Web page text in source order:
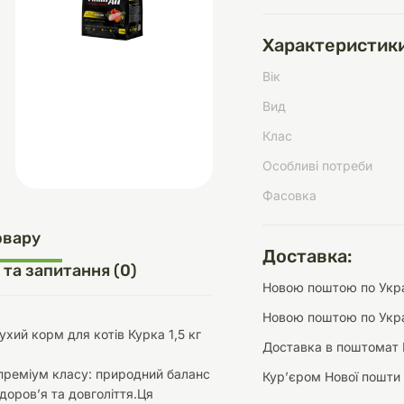
Переноски
та аскесуари
догляду
Обігрівачі
Засоби для догляду
Вік
Вид
Клас
Особливі потреби
Фасовка
Доставка:
Новою поштою по
Новою поштою по
Доставка в поштомат
Курʼєром Нової пошти
та запитання (0)
корм для котів Курка 1,5 кг
класу: природний баланс
та довголіття.Ця